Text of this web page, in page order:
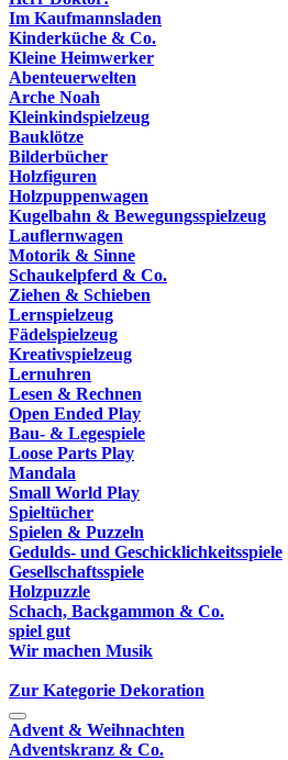
Im Kaufmannsladen
Kinderküche & Co.
Kleine Heimwerker
Abenteuerwelten
Arche Noah
Kleinkindspielzeug
Bauklötze
Bilderbücher
Holzfiguren
Holzpuppenwagen
Kugelbahn & Bewegungsspielzeug
Lauflernwagen
Motorik & Sinne
Schaukelpferd & Co.
Ziehen & Schieben
Lernspielzeug
Fädelspielzeug
Kreativspielzeug
Lernuhren
Lesen & Rechnen
Open Ended Play
Bau- & Legespiele
Loose Parts Play
Mandala
Small World Play
Spieltücher
Spielen & Puzzeln
Gedulds- und Geschicklichkeitsspiele
Gesellschaftsspiele
Holzpuzzle
Schach, Backgammon & Co.
spiel gut
Wir machen Musik
Zur Kategorie Dekoration
Advent & Weihnachten
Adventskranz & Co.